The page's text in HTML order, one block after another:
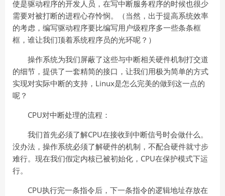
使是驱动程序的开发人员，在写中断服务程序的时候也很少
需要对被打断的进程心存怜悯。（当然，出于提高系统效率
的考虑，编写驱动程序要比编写用户级程序多一些条条框
框，谁让我们顶着系统程序员的光环呢？）
操作系统为我们屏蔽了这些与中断相关硬件机制打交道
的细节，提供了一套精简的接口，让我们用极为简单的方式
实现对实际中断的支持，Linux是怎么完美的做到这一点的
呢？
CPU对中断处理的流程：
我们首先必须了解CPU在接收到中断信号时会做什么。
没办法，操作系统必须了解硬件的机制，不配合硬件就寸步
难行。现在我们假定内核已被初始化，CPU在保护模式下运
行。
CPU执行完一条指令后，下一条指令的逻辑地址存放在